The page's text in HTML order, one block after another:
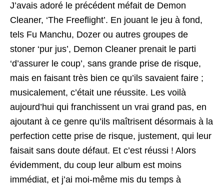
J’avais adoré le précédent méfait de Demon
Cleaner, ‘The Freeflight’. En jouant le jeu à fond,
tels Fu Manchu, Dozer ou autres groupes de
stoner ‘pur jus’, Demon Cleaner prenait le parti
‘d’assurer le coup’, sans grande prise de risque,
mais en faisant très bien ce qu’ils savaient faire ;
musicalement, c’était une réussite. Les voilà
aujourd’hui qui franchissent un vrai grand pas, en
ajoutant à ce genre qu’ils maîtrisent désormais à la
perfection cette prise de risque, justement, qui leur
faisait sans doute défaut. Et c’est réussi ! Alors
évidemment, du coup leur album est moins
immédiat, et j’ai moi-même mis du temps à